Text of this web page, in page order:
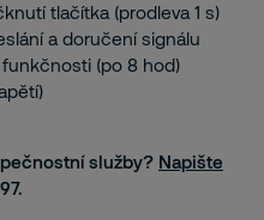
tlačítka (prodleva 1 s)
a doručení signálu
(po 8 hod)
služby? Napište